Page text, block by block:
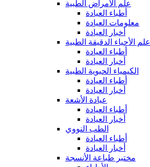
علم الأمراض الطبية
أطباء العيادة
معلومات العيادة
أخبار العيادة
علم الأحياء الدقيقة الطبية
أطباء العيادة
أخبار العيادة
الكيمياء الحيوية الطبية
أطباء العيادة
أخبار العيادة
عيادة الأشعة
أطباء العيادة
أخبار العيادة
الطب النووي
أطباء العيادة
أخبار العيادة
مختبر طباعة الأنسجة